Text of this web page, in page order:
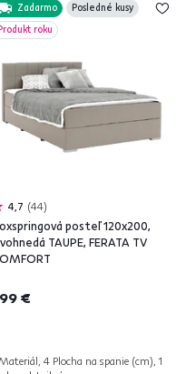
Zadarmo
Posledné kusy
roku
4,7 44
posteľ 120x200,
TAUPE, FERATA TV
€
4 Plocha na spanie (cm), 1